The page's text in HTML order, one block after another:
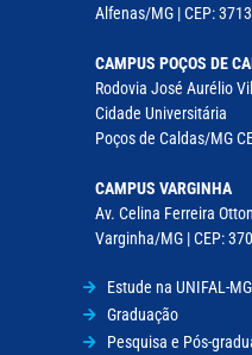
Alfenas/MG | CEP:
CAMPUS POÇOS DE
Rodovia José Aurélio
Cidade Universitária
Poços de Caldas/MG
CAMPUS VARGINHA
Av. Celina Ferreira
Varginha/MG | CEP:
Estude na UNIFAL-MG
Graduação
Pesquisa e Pós-